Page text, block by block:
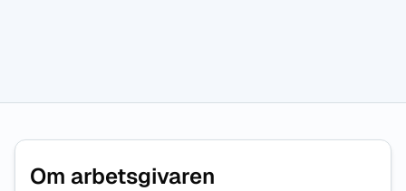
Om arbetsgivaren